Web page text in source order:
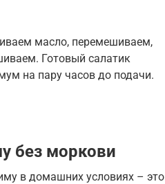
масло, перемешиваем,
Готовый салатик
на пару часов до подачи.
без моркови
в домашних условиях – это